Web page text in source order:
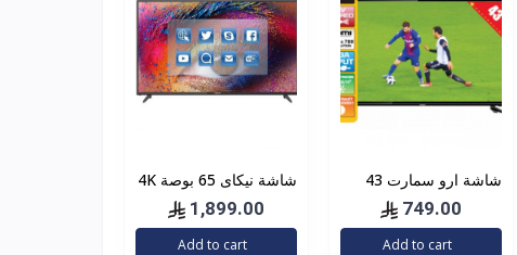
شاشة ارو سمارت 43
749.00
Add to cart
شاشة نيكاى 65 بوصة 4K
الترا اتش دي،
UHD65SLED
1,899.00
Add to cart